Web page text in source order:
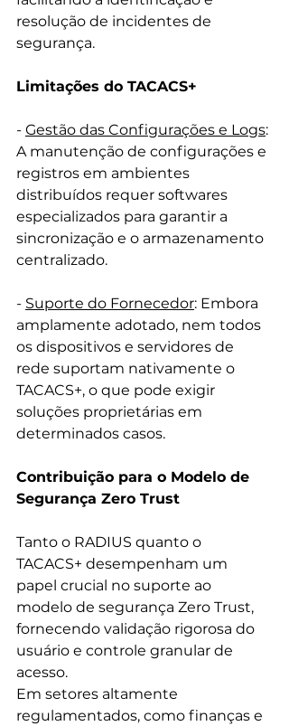
resolução de incidentes de
segurança.
Limitações do TACACS+
- Gestão das Configurações e Logs:
A manutenção de configurações e
registros em ambientes
distribuídos requer softwares
especializados para garantir a
sincronização e o armazenamento
centralizado.
- Suporte do Fornecedor: Embora
amplamente adotado, nem todos
os dispositivos e servidores de
rede suportam nativamente o
TACACS+, o que pode exigir
soluções proprietárias em
determinados casos.
Contribuição para o Modelo de
Segurança Zero Trust
Tanto o RADIUS quanto o
TACACS+ desempenham um
papel crucial no suporte ao
modelo de segurança Zero Trust,
fornecendo validação rigorosa do
usuário e controle granular de
acesso.
Em setores altamente
regulamentados, como finanças e